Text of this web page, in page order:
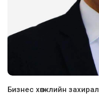
Бизнес хөгжлийн захирал